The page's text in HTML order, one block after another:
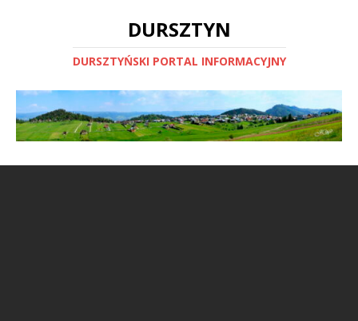
DURSZTYN
DURSZTYŃSKI PORTAL INFORMACYJNY